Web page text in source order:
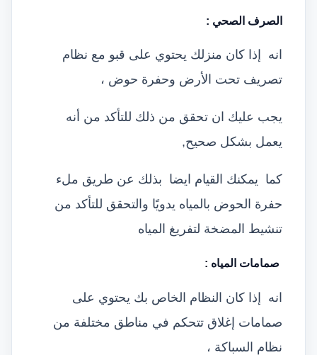
الصرف الصحي :
انه إذا كان منزلك يحتوي على قبو مع نظام
تصريف تحت الأرض وحفرة حوض ،
يجب عليك ان تحقق من ذلك للتأكد من أنه
يعمل بشكل صحيح,
كما يمكنك القيام ايضا بذلك عن طريق ملء
حفرة الحوض بالمياه يدويًا والتحقق للتأكد من
تنشيط المضخة لتفريغ المياه
صمامات المياه :
انه إذا كان النظام الخاص بك يحتوي على
صمامات إغلاق تتحكم في مناطق مختلفة من
نظام السباكة ،